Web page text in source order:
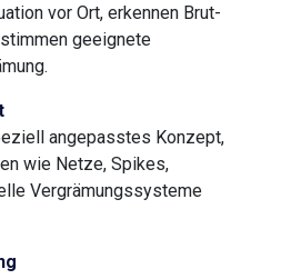
vor Ort, erkennen Brut-
geeignete
angepasstes Konzept,
wie Netze, Spikes,
Vergrämungssysteme